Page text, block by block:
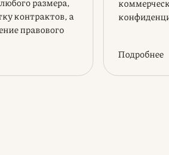
контрактов, а
правового
Подробнее